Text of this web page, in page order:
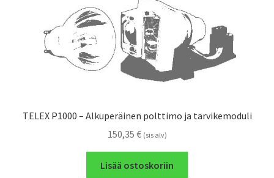
TELEX P1000 – Alkuperäinen polttimo ja tarvikemoduli
150,35 € (sis alv)
Lisää ostoskoriin